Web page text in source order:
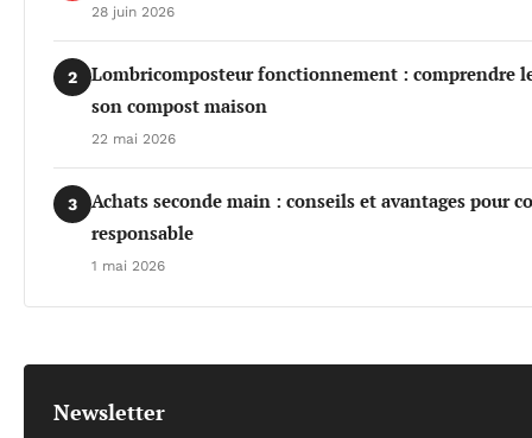
28 juin 2026
2
Lombricomposteur fonctionnement : comprendre
son compost maison
22 mai 2026
3
Achats seconde main : conseils et avantages pour
responsable
1 mai 2026
Newsletter